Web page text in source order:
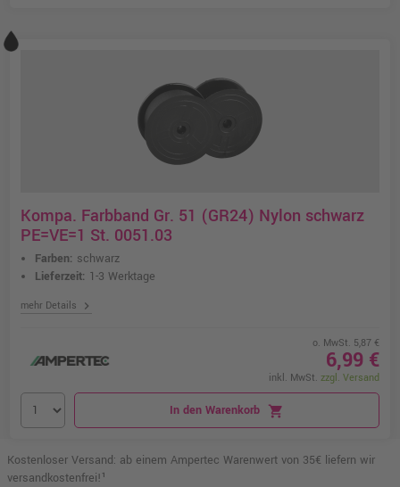
Kompa. Farbband Gr. 51 (GR24) Nylon schwarz
PE=VE=1 St. 0051.03
Farben: schwarz
Lieferzeit: 1-3 Werktage
mehr Details chevron_right
o. MwSt. 5,87 €
6,99 €
inkl. MwSt. zzgl. Versand
In den Warenkorb shopping_cart
Kostenloser Versand: ab einem Ampertec Warenwert von 35€ liefern wir
versandkostenfrei!¹